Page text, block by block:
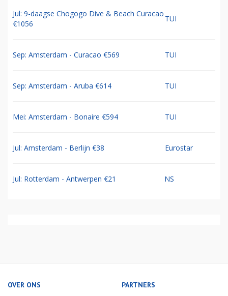
Jul: 9-daagse Chogogo Dive & Beach Curacao
€1056
TUI
Sep: Amsterdam - Curacao €569 TUI
Sep: Amsterdam - Aruba €614 TUI
Mei: Amsterdam - Bonaire €594 TUI
Jul: Amsterdam - Berlijn €38 Eurostar
Jul: Rotterdam - Antwerpen €21 NS
OVER ONS PARTNERS